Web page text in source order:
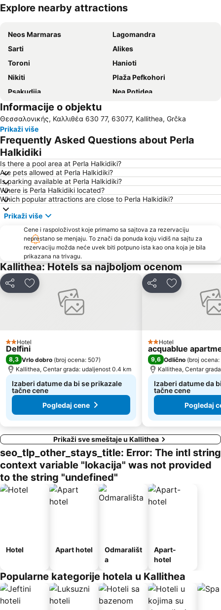
Explore nearby attractions
Neos Marmaras
Lagomandra
Sarti
Alikes
Toroni
Hanioti
Nikiti
Plaža Pefkohori
Psakudija
Nea Potidea
Karidi plaža
Nea Plagija
Kallithea
Plaža Afitos
Hanioti
Paradisos
Siviri
Sani Marina
Kriopigi
Develiki
Chalkidiki deutero podi
Limani Ammoulianis
Fourka
Kalamici
Afytos
Livrohio
Haniotis Melathron
Porto Karas 1
Ormos Panagias
Plaža Tristinika
Karagatsia
Agios Georgios
Gerakini
Beach Road
Nea Skioni
Porto Karas
Plaža Koviou
Pristanište Pirgadikja
Porto Koufo
Platanitsi
Informacije o objektu
Θεσσαλονικής, Καλλιθέα 630 77, 63077, Kallithea, Grčka
Prikaži više
Frequently Asked Questions about Perla
Halkidiki
Is there a pool area at Perla Halkidiki?
Are pets allowed at Perla Halkidiki?
Is parking available at Perla Halkidiki?
Where is Perla Halkidiki located?
Which popular attractions are close to Perla Halkidiki?
Prikaži više
Cene i raspoloživost koje primamo sa sajtova za rezervaciju
neprestano se menjaju. To znači da ponuda koju vidiš na sajtu za
rezervaciju možda neće uvek biti potpuno ista kao ona koja je bila
prikazana na trivagu.
Kallithea: Hotels sa najboljom ocenom
Deli Dodati u favorite
2 Zvezdice
Hotel
Delfini
8,3 Vrlo dobro (broj ocena: 507)
Kallithea, Centar grada: udaljenost 0.4 km
Izaberi datume da bi se prikazale
tačne cene
Pogledaj cene
Deli Dodati u
2 Zvezdice
Hotel
acquablue
9,6 Odlično (broj
Kallithea, Centar
Izaberi datume da
tačne cene
Pogledaj
Prikaži sve smeštaje u Kallithea
seo_tlp_other_stays_title: Error: The intl string
context variable "lokacija" was not provided
to the string "undefined"
Hotel Apart hotel
Odmarališt
a
Apart-
hotel
Popularne kategorije hotela u Kallithea